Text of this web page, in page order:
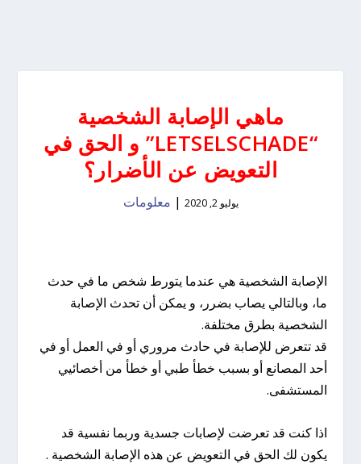
ماهي الإصابة الشخصية
“LETSELSCHADE” و الحق في
التعويض عن الأضرار؟
يوليو 2, 2020 | معلومات
الإصابة الشخصية هي عندما يتورط شخص ما في حدث
ما، وبالتالي يصاب بضرر، و يمكن أن تحدث الإصابة
الشخصية بطرق مختلفة.
قد تتعرض للإصابة في حادث مروري أو في العمل أو في
أحد المصانع أو بسبب خطأ طبي أو خطأ من أخصائيي
المستشفى.
اذا كنت قد تعرضت لإصابات جسدية وربما نفسية قد
يكون لك الحق في التعويض عن هذه الإصابة الشخصية .